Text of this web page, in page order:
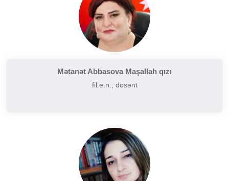
Mətanət Abbasova Maşallah qızı
fil.e.n., dosent